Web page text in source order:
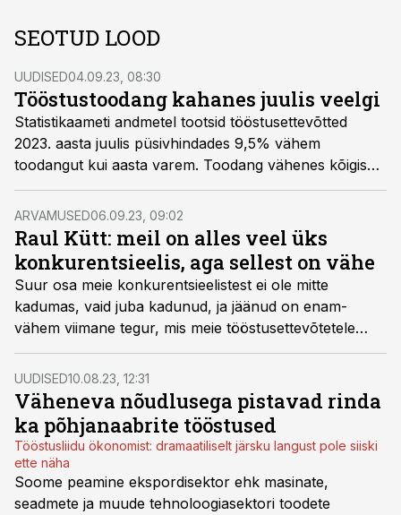
SEOTUD LOOD
UUDISED04.09.23, 08:30
Tööstustoodang kahanes juulis veelgi
Statistikaameti andmetel tootsid tööstusettevõtted
2023. aasta juulis püsivhindades 9,5% vähem
toodangut kui aasta varem. Toodang vähenes kõigis
kolmes sektoris: energeetikas 33,6%, töötlevas
tööstuses 7,0% ja mäetööstuses 20,7%.
ARVAMUSED06.09.23, 09:02
Raul Kütt: meil on alles veel üks
konkurentsieelis, aga sellest on vähe
Suur osa meie konkurentsieelistest ei ole mitte
kadumas, vaid juba kadunud, ja jäänud on enam-
vähem viimane tegur, mis meie tööstusettevõtetele
veel kliente tagab, kirjutab Eesti Masinatööstuse Liidu
juht Raul Kütt värskes masina- ja metallitööstuse
konkurentsiraportis kommentaaris.
UUDISED10.08.23, 12:31
Väheneva nõudlusega pistavad rinda
ka põhjanaabrite tööstused
Tööstusliidu ökonomist: dramaatiliselt järsku langust pole siiski
ette näha
Soome peamine ekspordisektor ehk masinate,
seadmete ja muude tehnoloogiasektori toodete